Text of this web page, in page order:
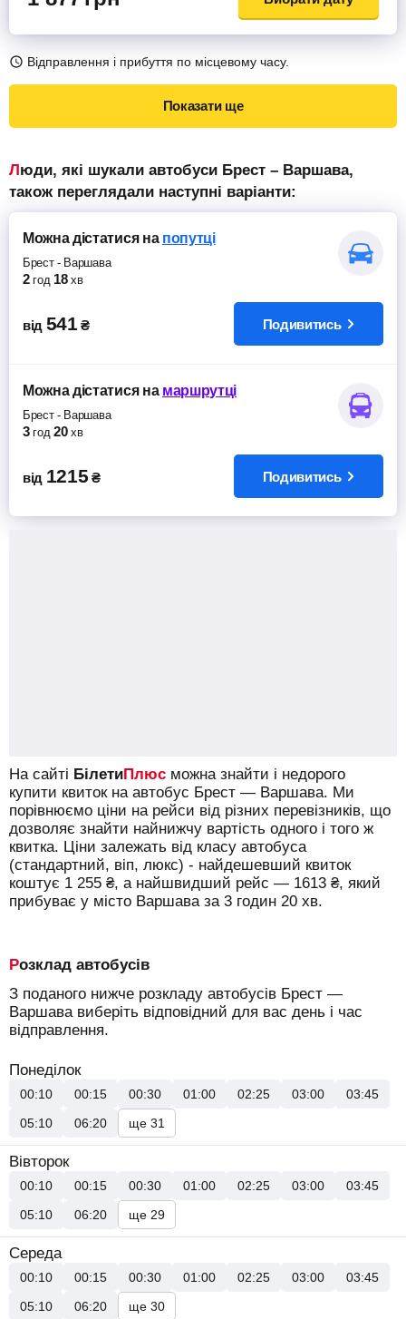
Відправлення і прибуття по місцевому часу.
Показати ще
Люди, які шукали автобуси Брест – Варшава,
також переглядали наступні варіанти:
Можна дістатисяна попутці
Брест- Варшава
2 год 18 хв
від 541 ₴ Подивитись
Можна дістатисяна маршрутці
Брест- Варшава
3 год 20 хв
від 1215 ₴ Подивитись
На сайті БілетиПлюс можна знайти і недорого
купити квиток на автобус Брест — Варшава. Ми
порівнюємо ціни на рейси від різних перевізників, що
дозволяє знайти найнижчу вартість одного і того ж
квитка. Ціни залежать від класу автобуса
(стандартний, віп, люкс) - найдешевший квиток
коштує 1 255 ₴, а найшвидший рейс — 1613 ₴, який
прибуває у місто Варшава за 3 годин 20 хв.
Розклад автобусів
З поданого нижче розкладу автобусів Брест —
Варшава виберіть відповідний для вас день і час
відправлення.
Понеділок
00:10 00:15 00:30 01:00 02:25 03:00
03:45
05:10
06:20 ще 31
Вівторок
00:10 00:15 00:30 01:00 02:25 03:00
03:45
05:10
06:20 ще 29
Середа
00:10 00:15 00:30 01:00 02:25 03:00
03:45
05:10
06:20 ще 30